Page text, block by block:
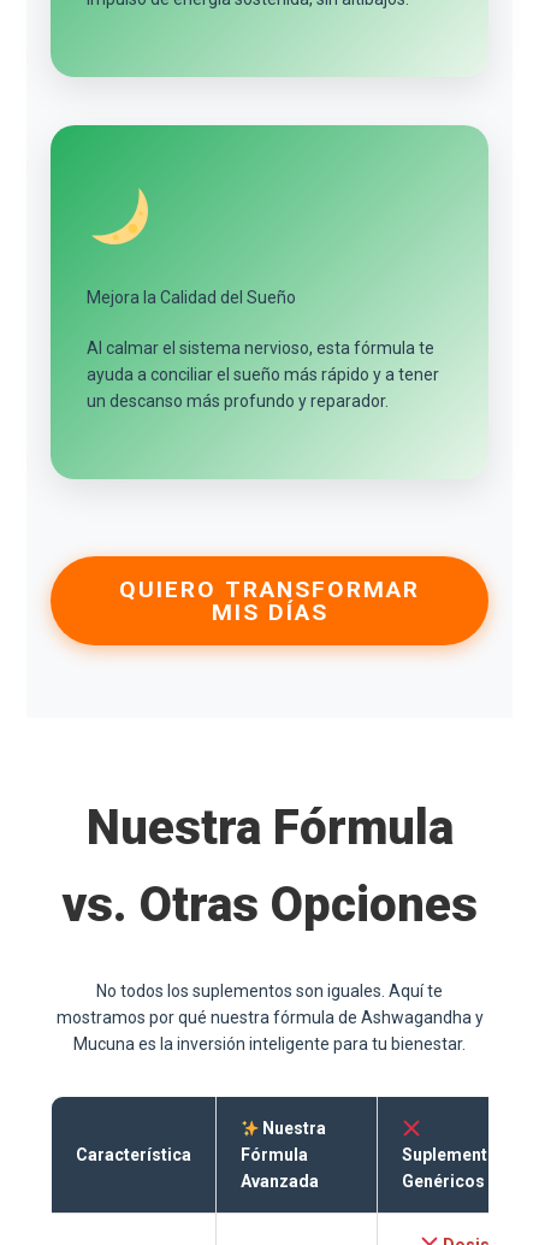
Mejora la Calidad del Sueño
Al calmar el sistema nervioso, esta fórmula te
ayuda a conciliar el sueño más rápido y a tener
un descanso más profundo y reparador.
QUIERO TRANSFORMAR
MIS DÍAS
Nuestra Fórmula
vs. Otras Opciones
No todos los suplementos son iguales. Aquí te
mostramos por qué nuestra fórmula de Ashwagandha y
Mucuna es la inversión inteligente para tu bienestar.
Característica
Nuestra
Fórmula
Avanzada
Suplementos
Genéricos